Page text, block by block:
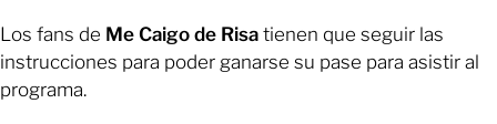
Los fans de Me Caigo de Risa tienen que seguir las
instrucciones para poder ganarse su pase para asistir al
programa.